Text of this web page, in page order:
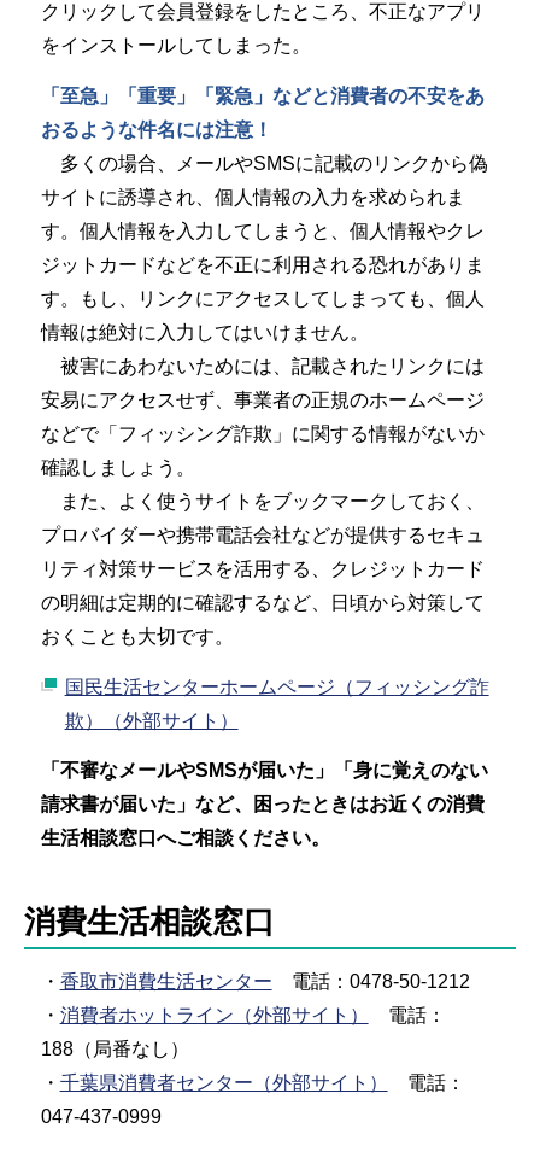
クリックして会員登録をしたところ、不正なアプリ
をインストールしてしまった。
「至急」「重要」「緊急」などと消費者の不安をあ
おるような件名には注意！
多くの場合、メールやSMSに記載のリンクから偽
サイトに誘導され、個人情報の入力を求められま
す。個人情報を入力してしまうと、個人情報やクレ
ジットカードなどを不正に利用される恐れがありま
す。もし、リンクにアクセスしてしまっても、個人
情報は絶対に入力してはいけません。
被害にあわないためには、記載されたリンクには
安易にアクセスせず、事業者の正規のホームページ
などで「フィッシング詐欺」に関する情報がないか
確認しましょう。
また、よく使うサイトをブックマークしておく、
プロバイダーや携帯電話会社などが提供するセキュ
リティ対策サービスを活用する、クレジットカード
の明細は定期的に確認するなど、日頃から対策して
おくことも大切です。
国民生活センターホームページ（フィッシング詐
欺）（外部サイト）
「不審なメールやSMSが届いた」「身に覚えのない
請求書が届いた」など、困ったときはお近くの消費
生活相談窓口へご相談ください。
消費生活相談窓口
・ 香取市消費生活センター 電話：0478-50-1212
・ 消費者ホットライン（外部サイト）
電話：
188（局番なし）
・ 千葉県消費者センター（外部サイト）
電話：
047-437-0999